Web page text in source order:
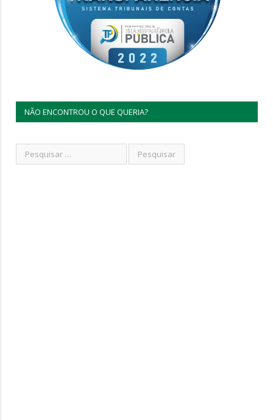
NÃO ENCONTROU O QUE QUERIA?